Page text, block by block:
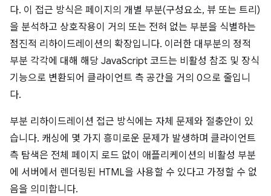
다. 이 접근 방식은 페이지의 개별 부분(구성요소, 뷰 또는 트리)
을 분석하고 상호작용이 거의 또는 전혀 없는 부분을 식별하는
점진적 리하이드레이션의 확장입니다. 이러한 대부분의 정적
부분 각각에 대해 해당 JavaScript 코드는 비활성 참조 및 장식
기능으로 변환되어 클라이언트 측 공간을 거의 0으로 줄입니
다.
부분 리하이드레이션 접근 방식에는 자체 문제와 절충안이 있
습니다. 캐싱에 몇 가지 흥미로운 문제가 발생하며 클라이언트
측 탐색은 전체 페이지 로드 없이 애플리케이션의 비활성 부분
에 서버에서 렌더링된 HTML을 사용할 수 있다고 가정할 수 없
음을 의미합니다.